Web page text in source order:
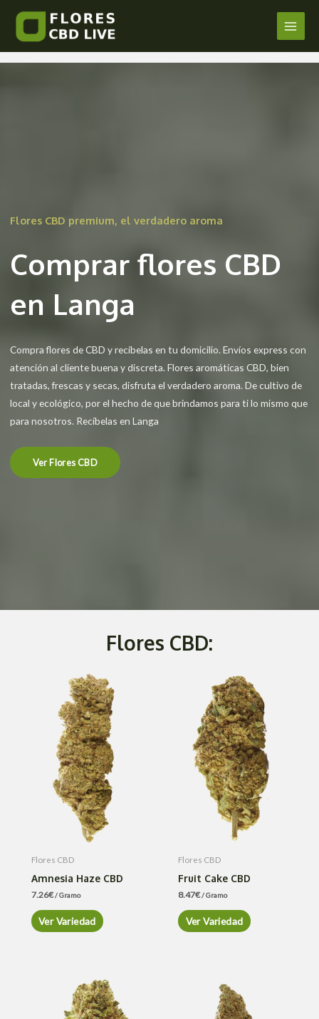
contenido
Main
Menu
Comprar Flores CBD en Langa
/ Avila / Poradmin
Flores CBD premium, el verdadero aroma
Comprar flores CBD
en Langa
Compra flores de CBD y recíbelas en tu domicilio. Envíos express con
atención al cliente buena y discreta. Flores aromáticas CBD, bien
tratadas, frescas y secas, disfruta el verdadero aroma. De cultivo de
local y ecológico, por el hecho de que brindamos para ti lo mismo que
para nosotros. Recíbelas en Langa
Ver Flores CBD
Flores CBD:
Flores CBD
Amnesia Haze CBD
7.26€/ Gramo
Ver Variedad
Flores CBD
Fruit Cake CBD
8.47€/ Gramo
Ver Variedad